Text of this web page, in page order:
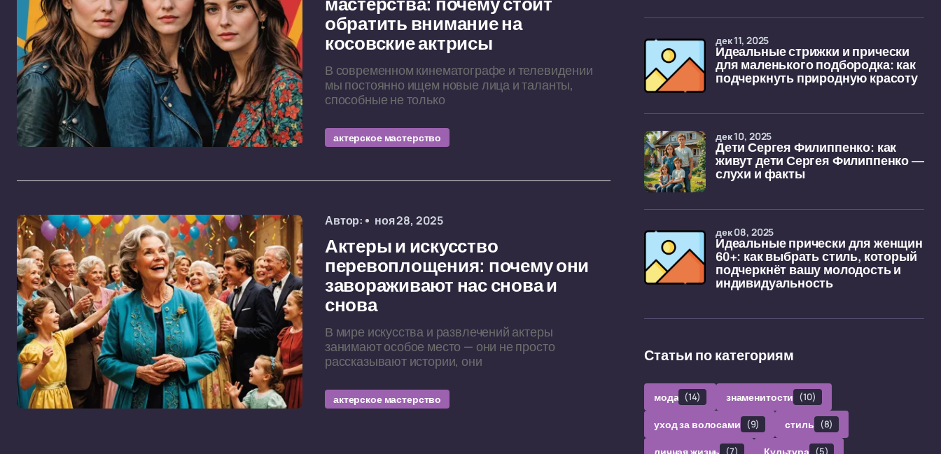
мастерства: почему стоит
обратить внимание на
косовские актрисы
В современном кинематографе и телевидении
мы постоянно ищем новые лица и таланты,
способные не только
актерское мастерство
Автор: ноя 28, 2025
Актеры и искусство
перевоплощения: почему они
завораживают нас снова и
снова
В мире искусства и развлечений актеры
занимают особое место — они не просто
рассказывают истории, они
актерское мастерство
Идеальные стрижки и прически
для маленького подбородка: как
подчеркнуть природную красоту
дек 11, 2025
Дети Сергея Филиппенко: как
живут дети Сергея Филиппенко —
слухи и факты
дек 10, 2025
Идеальные прически для женщин
60+: как выбрать стиль, который
подчеркнёт вашу молодость и
индивидуальность
дек 08, 2025
Статьи по категориям
мода (14) знаменитости (10)
уход за волосами (9) стиль (8)
(7) (5)